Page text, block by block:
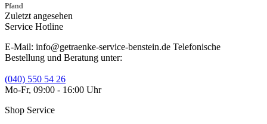
Pfand
Zuletzt angesehen
Service Hotline
E-Mail: info@getraenke-service-benstein.de Telefonische
Bestellung und Beratung unter:
(040) 550 54 26
Mo-Fr, 09:00 - 16:00 Uhr
Shop Service